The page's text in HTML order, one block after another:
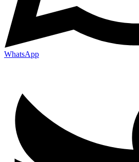
WhatsApp